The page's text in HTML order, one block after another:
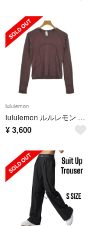
lululemon
lululemon ルルレモン Tシャツ・カットソー S 赤 【古着】【中古】【送料無料】
¥ 3,600